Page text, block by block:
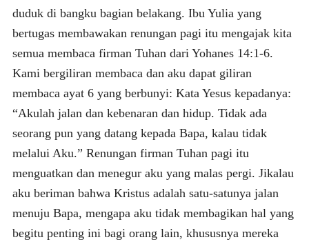
duduk di bangku bagian belakang. Ibu Yulia yang
bertugas membawakan renungan pagi itu mengajak kita
semua membaca firman Tuhan dari Yohanes 14:1-6.
Kami bergiliran membaca dan aku dapat giliran
membaca ayat 6 yang berbunyi: Kata Yesus kepadanya:
“Akulah jalan dan kebenaran dan hidup. Tidak ada
seorang pun yang datang kepada Bapa, kalau tidak
melalui Aku.” Renungan firman Tuhan pagi itu
menguatkan dan menegur aku yang malas pergi. Jikalau
aku beriman bahwa Kristus adalah satu-satunya jalan
menuju Bapa, mengapa aku tidak membagikan hal yang
begitu penting ini bagi orang lain, khususnya mereka